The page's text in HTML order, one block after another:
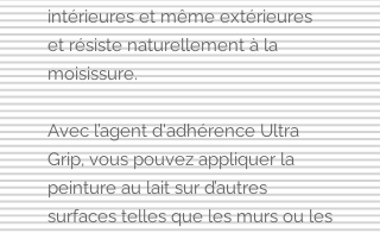
intérieures et même extérieures
et résiste naturellement à la
moisissure.
Avec l’agent d'adhérence Ultra
Grip, vous pouvez appliquer la
peinture au lait sur d’autres
surfaces telles que les murs ou les